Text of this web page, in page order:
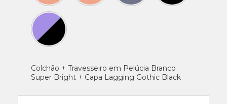
Colchão + Travesseiro em Pelúcia Branco
Super Bright + Capa Lagging Gothic Black